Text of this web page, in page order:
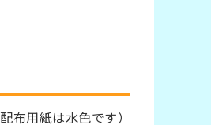
配布用紙は水色です）